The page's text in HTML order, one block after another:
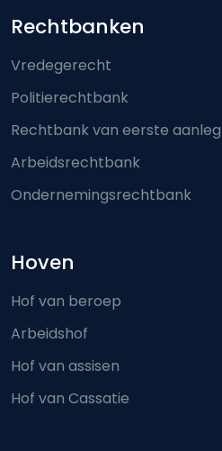
Footer-menu
Rechtbanken
Vredegerecht
Politierechtbank
Rechtbank van eerste aanleg
Arbeidsrechtbank
Ondernemingsrechtbank
Hoven
Hof van beroep
Arbeidshof
Hof van assisen
Hof van Cassatie